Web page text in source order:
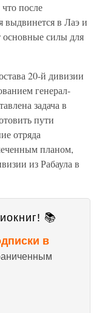
после
выдвинется в Лаэ и
основные силы для
20-й дивизии
генерал-
задача в
пути
отряда
планом,
из Рабаула в
📚
в